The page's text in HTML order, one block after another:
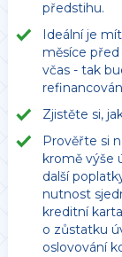
předstihu.
Ideální je
měsíce
včas - tak
Zjistěte si,
Prověřte si
kromě výše
další
nutnost
kreditní
o zůstatku
oslovování